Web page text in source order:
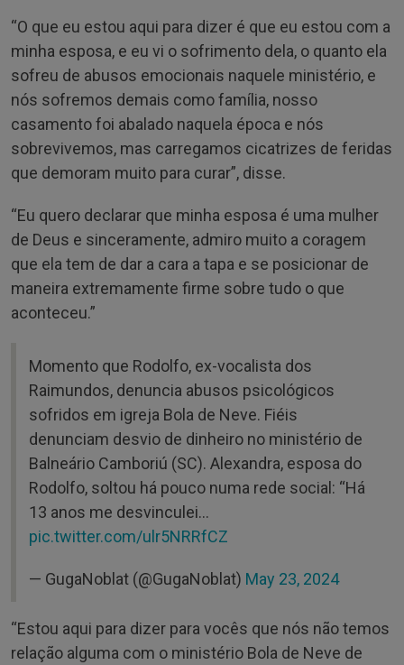
“O que eu estou aqui para dizer é que eu estou com a
minha esposa, e eu vi o sofrimento dela, o quanto ela
sofreu de abusos emocionais naquele ministério, e
nós sofremos demais como família, nosso
casamento foi abalado naquela época e nós
sobrevivemos, mas carregamos cicatrizes de feridas
que demoram muito para curar”, disse.
“Eu quero declarar que minha esposa é uma mulher
de Deus e sinceramente, admiro muito a coragem
que ela tem de dar a cara a tapa e se posicionar de
maneira extremamente firme sobre tudo o que
aconteceu.”
Momento que Rodolfo, ex-vocalista dos
Raimundos, denuncia abusos psicológicos
sofridos em igreja Bola de Neve. Fiéis
denunciam desvio de dinheiro no ministério de
Balneário Camboriú (SC). Alexandra, esposa do
Rodolfo, soltou há pouco numa rede social: “Há
13 anos me desvinculei…
pic.twitter.com/ulr5NRRfCZ
— GugaNoblat (@GugaNoblat) May 23, 2024
“Estou aqui para dizer para vocês que nós não temos
relação alguma com o ministério Bola de Neve de